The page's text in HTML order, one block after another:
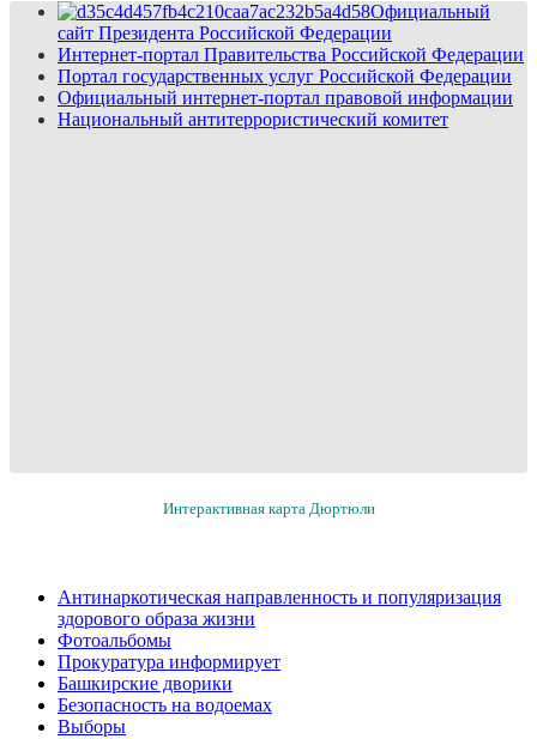
Официальный
сайт Президента Российской Федерации
Интернет-портал Правительства Российской Федерации
Портал государственных услуг Российской Федерации
Официальный интернет-портал правовой информации
Национальный антитеррористический комитет
Интерактивная карта Дюртюли
Антинаркотическая направленность и популяризация
здорового образа жизни
Фотоальбомы
Прокуратура информирует
Башкирские дворики
Безопасность на водоемах
Выборы